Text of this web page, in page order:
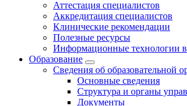
Аттестация специалистов
Аккредитация специалистов
Клинические рекомендации
Полезные ресурсы
Информационные технологии
Образование
Сведения об образовательной
Основные сведения
Структура и органы
Документы